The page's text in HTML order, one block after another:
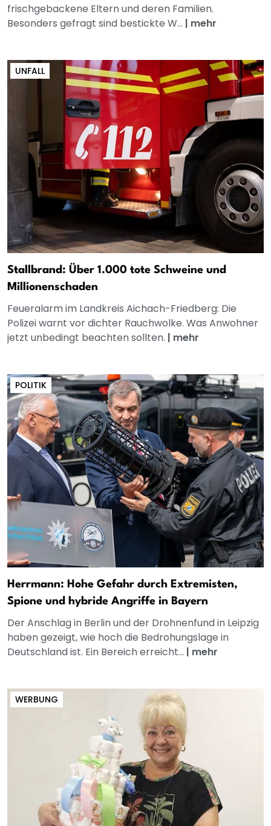
frischgebackene Eltern und deren Familien.
Besonders gefragt sind bestickte W... | mehr
UNFALL
Stallbrand: Über 1.000 tote Schweine und
Millionenschaden
Feueralarm im Landkreis Aichach-Friedberg: Die
Polizei warnt vor dichter Rauchwolke. Was Anwohner
jetzt unbedingt beachten sollten. | mehr
POLITIK
Herrmann: Hohe Gefahr durch Extremisten,
Spione und hybride Angriffe in Bayern
Der Anschlag in Berlin und der Drohnenfund in Leipzig
haben gezeigt, wie hoch die Bedrohungslage in
Deutschland ist. Ein Bereich erreicht... | mehr
WERBUNG